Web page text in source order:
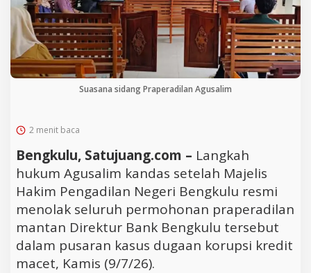
Suasana sidang Praperadilan Agusalim
2 menit baca
Bengkulu, Satujuang.com – Langkah
hukum Agusalim kandas setelah Majelis
Hakim Pengadilan Negeri Bengkulu resmi
menolak seluruh permohonan praperadilan
mantan Direktur Bank Bengkulu tersebut
dalam pusaran kasus dugaan korupsi kredit
macet, Kamis (9/7/26).